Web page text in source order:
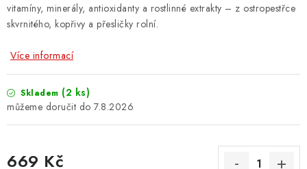
Obchodní podmínky
Doprava a platba Moje objednávka
vitamíny, minerály, antioxidanty a rostlinné extrakty – z ostropestřce
skvrnitého, kopřivy a přesličky rolní.
Více informací
Skladem (2 ks)
7.8.2026
669 Kč